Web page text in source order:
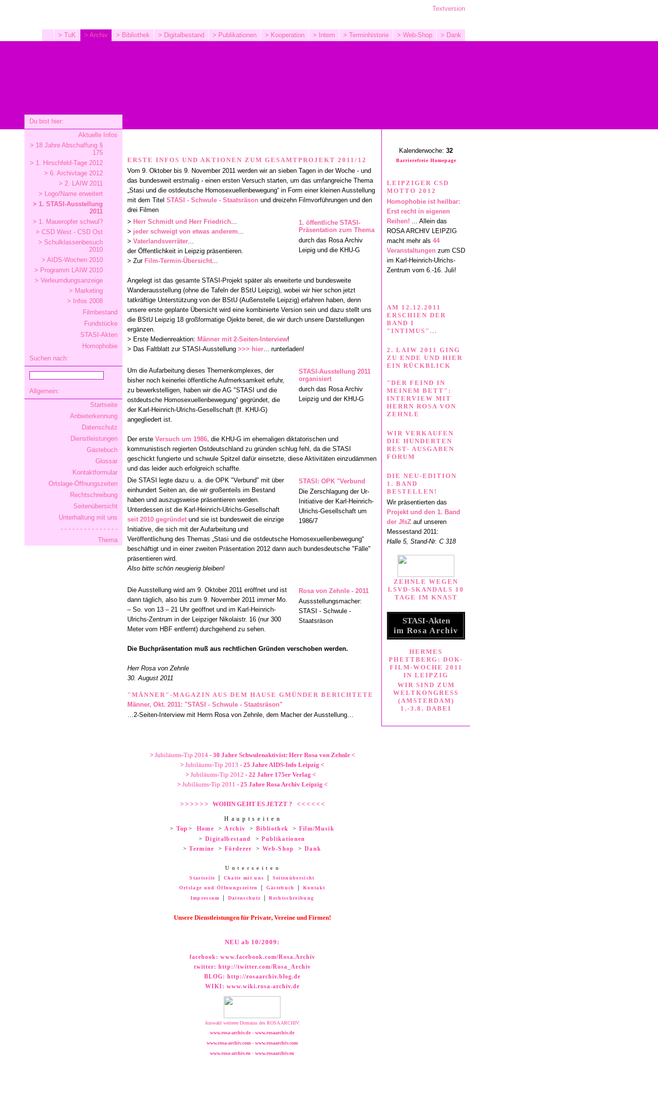
Textversion
> TuK > Archiv > Bibliothek > Digitalbestand > Publikationen > Kooperation > Intern > Terminhistorie > Web-Shop > Dank
Du bist hier:
Aktuelle Infos
> 18 Jahre Abschaffung §
175
> 1. Hirschfeld-Tage 2012
> 6. Archivtage 2012
> 2. LAIW 2011
> Logo/Name erweitert
> 1. STASI-Ausstellung
2011
> 1. Maueropfer schwul?
> CSD West - CSD Ost
> Schulklassenbesuch
2010
> AIDS-Wochen 2010
> Programm LAIW 2010
> Verleumdungsanzeige
> Marketing
> Infos 2008
Filmbestand
Fundstücke
STASI-Akten
Homophobie
Suchen nach:
Allgemein:
Startseite
Anbieterkennung
Datenschutz
Dienstleistungen
Gästebuch
Glossar
Kontaktformular
Ortslage-Öffnungszeiten
Rechtschreibung
Seitenübersicht
Unterhaltung mit uns
- - - - - - - - - - - - - - -
Thema
ERSTE INFOS UND AKTIONEN ZUM GESAMTPROJEKT 2011/12
Vom 9. Oktober bis 9. November 2011 werden wir an sieben Tagen in der Woche - und
das bundesweit erstmalig - einen ersten Versuch starten, um das umfangreiche Thema
„Stasi und die ostdeutsche Homosexuellenbewegung“ in Form einer kleinen Ausstellung
mit dem Titel STASI - Schwule - Staatsräson und dreizehn Filmvorführungen und den
drei Filmen
1. öffentliche STASI-
Präsentation zum Thema
durch das Rosa Archiv
Leipig und die KHU-G
> Herr Schmidt und Herr Friedrich...
> jeder schweigt von etwas anderem...
> Vaterlandsverräter...
der Öffentlichkeit in Leipzig präsentieren.
> Zur Film-Termin-Übersicht...
Angelegt ist das gesamte STASI-Projekt später als erweiterte und bundesweite
Wanderausstellung (ohne die Tafeln der BStU Leipzig), wobei wir hier schon jetzt
tatkräftige Unterstützung von der BStU (Außenstelle Leipzig) erfahren haben, denn
unsere erste geplante Übersicht wird eine kombinierte Version sein und dazu stellt uns
die BStU Leipzig 18 großformatige Ojekte bereit, die wir durch unsere Darstellungen
ergänzen.
> Erste Medienreaktion: Männer mit 2-Seiten-Interview!
> Das Faltblatt zur STASI-Ausstellung >>> hier... runterladen!
STASI-Ausstellung 2011
organisiert
durch das Rosa Archiv
Leipzig und der KHU-G
Um die Aufarbeitung dieses Themenkomplexes, der
bisher noch keinerlei öffentliche Aufmerksamkeit erfuhr,
zu bewerkstelligen, haben wir die AG "STASI und die
ostdeutsche Homosexuellenbewegung“ gegründet, die
der Karl-Heinrich-Ulrichs-Gesellschaft (ff. KHU-G)
angegliedert ist.
Der erste Versuch um 1986, die KHU-G im ehemaligen diktatorischen und
kommunistisch regierten Ostdeutschland zu gründen schlug fehl, da die STASI
geschickt fungierte und schwule Spitzel dafür einsetzte, diese Aktivitäten einzudämmen
und das leider auch erfolgreich schaffte.
STASI: OPK "Verbund
Die Zerschlagung der Ur-
Initiative der Karl-Heinrich-
Ulrichs-Gesellschaft um
1986/7
Die STASI legte dazu u. a. die OPK "Verbund" mit über
einhundert Seiten an, die wir großenteils im Bestand
haben und auszugsweise präsentieren werden.
Unterdessen ist die Karl-Heinrich-Ulrichs-Gesellschaft
seit 2010 gegründet und sie ist bundesweit die einzige
Initiative, die sich mit der Aufarbeitung und
Veröffentlichung des Themas „Stasi und die ostdeutsche Homosexuellenbewegung“
beschäftigt und in einer zweiten Präsentation 2012 dann auch bundesdeutsche "Fälle"
präsentieren wird.
Also bitte schön neugierig bleiben!
Rosa von Zehnle - 2011
Aussstellungsmacher:
STASI - Schwule -
Staatsräson
Die Ausstellung wird am 9. Oktober 2011 eröffnet und ist
dann täglich, also bis zum 9. November 2011 immer Mo.
– So. von 13 – 21 Uhr geöffnet und im Karl-Heinrich-
Ulrichs-Zentrum in der Leipziger Nikolaistr. 16 (nur 300
Meter vom HBF entfernt) durchgehend zu sehen.
Die Buchpräsentation muß aus rechtlichen Gründen verschoben werden.
Herr Rosa von Zehnle
30. August 2011
"MÄNNER"-MAGAZIN AUS DEM HAUSE GMÜNDER BERICHTETE
Männer, Okt. 2011: "STASI - Schwule - Staatsräson"
…2-Seiten-Interview mit Herrn Rosa von Zehnle, dem Macher der Ausstellung…
> Jubiläums-Tip 2014- 30 Jahre Schwulenaktivist: Herr Rosa von Zehnle <
> Jubiläums-Tip 2013 - 25 Jahre AIDS-Info Leipzig <
> Jubiläums-Tip 2012 - 22 Jahre 175er Verlag <
> Jubiläums-Tip 2011 - 25 Jahre Rosa Archiv Leipzig <
> > > > > > WOHIN GEHT ES JETZT ? < < < < < <
H a u p t s e i t e n
> Top > Home > Archiv > Bibliothek > Film/Musik
> Digitalbestand > Publikationen
> Termine > Förderer > Web-Shop > Dank
U n t e r s e i t e n
Startseite
Chatte mit uns
Seitenübersicht
Ortslage und Öffnungszeiten
Gästebuch
Kontakt
Impressum
Datenschutz Rechtschreibung
Unsere Dienstleistungenfür Private, Vereine und Firmen!
NEU ab 10/2009:
facebook: www.facebook.com/Rosa.Archiv
twitter: http://twitter.com/Rosa_Archiv
BLOG: http://rosaarchiv.blog.de
WIKI: www.wiki.rosa-archiv.de
Auswahl weiterer Domains des ROSA ARCHIV:
www.rosa-archiv.de - www.rosaarchiv.de
www.rosa-archiv.com - www.rosaarchiv.com
www.rosa-archiv.eu - www.rosaarchiv.eu
Kalenderwoche: 32
Barrierefreie Homepage
LEIPZIGER CSD
MOTTO 2012
Homophobie ist heilbar:
Erst recht in eigenen
Reihen! ... Allein das
ROSA ARCHIV LEIPZIG
macht mehr als 44
Veranstaltungen zum CSD
im Karl-Heinrich-Ulrichs-
Zentrum vom 6.-16. Juli!
AM 12.12.2011
ERSCHIEN DER
BAND I
"INTIMUS"...
2. LAIW 2011 GING
ZU ENDE UND HIER
EIN RÜCKBLICK
"DER FEIND IN
MEINEM BETT":
INTERVIEW MIT
HERRN ROSA VON
ZEHNLE
WIR VERKAUFEN
DIE HUNDERTEN
REST- AUSGABEN
FORUM
DIE NEU-EDITION
1. BAND
BESTELLEN!
Wir präsentierten das
Projekt und den 1. Band
der JfsZ auf unseren
Messestand 2011:
Halle 5, Stand-Nr. C 318
ZEHNLE WEGEN
LSVD-SKANDALS 10
TAGE IM KNAST
STASI-Akten.
im Rosa Archiv
HERMES
PHETTBERG: DOK-
FILM-WOCHE 2011
IN LEIPZIG
WIR SIND ZUM
WELTKONGRESS (
AMSTERDAM) 1
.-3.8. DABEI